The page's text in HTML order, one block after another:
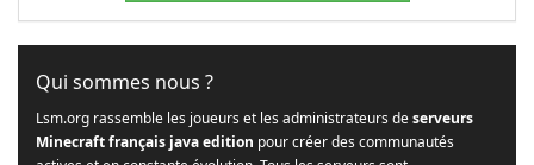
Qui sommes nous ?
Lsm.org rassemble les joueurs et les administrateurs deserveurs
Minecraft français java edition pour créer des communautés